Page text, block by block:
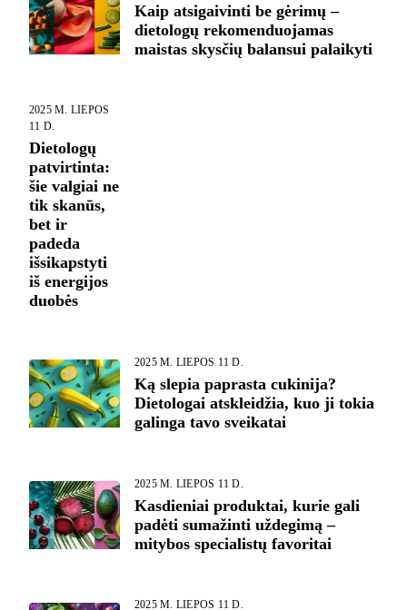
Kaip atsigaivinti be gėrimų –
dietologų rekomenduojamas
maistas skysčių balansui palaikyti
2025 M. LIEPOS
11 D.
Dietologų
patvirtinta:
šie valgiai ne
tik skanūs,
bet ir
padeda
išsikapstyti
iš energijos
duobės
2025 M. LIEPOS 11 D.
Ką slepia paprasta cukinija?
Dietologai atskleidžia, kuo ji tokia
galinga tavo sveikatai
2025 M. LIEPOS 11 D.
Kasdieniai produktai, kurie gali
padėti sumažinti uždegimą –
mitybos specialistų favoritai
2025 M. LIEPOS 11 D.